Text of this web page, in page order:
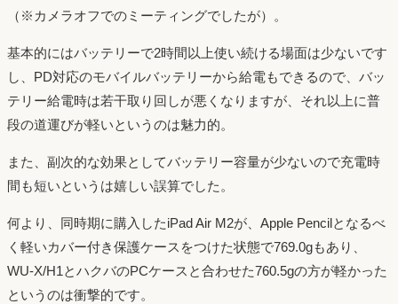
（※カメラオフでのミーティングでしたが）。
基本的にはバッテリーで2時間以上使い続ける場面は少ないです
し、PD対応のモバイルバッテリーから給電もできるので、バッ
テリー給電時は若干取り回しが悪くなりますが、それ以上に普
段の道運びが軽いというのは魅力的。
また、副次的な効果としてバッテリー容量が少ないので充電時
間も短いというは嬉しい誤算でした。
何より、同時期に購入したiPad Air M2が、Apple Pencilとなるべ
く軽いカバー付き保護ケースをつけた状態で769.0gもあり、
WU-X/H1とハクバのPCケースと合わせた760.5gの方が軽かった
というのは衝撃的です。